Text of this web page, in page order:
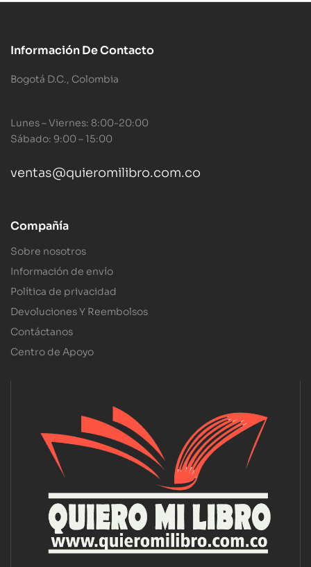
Información De Contacto
Bogotá D.C., Colombia
Lunes – Viernes: 8:00-20:00
Sábado: 9:00 – 15:00
ventas@quieromilibro.com.co
Compañía
Sobre nosotros
Información de envío
Política de privacidad
Devoluciones Y Reembolsos
Contáctanos
Centro de Apoyo